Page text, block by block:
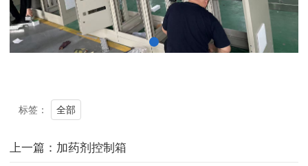
标签： 全部
上一篇：加药剂控制箱